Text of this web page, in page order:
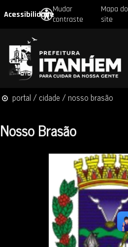
AcessibilidadeMudar
contraste
Mapa do
site
portal / cidade / nosso brasão
Nosso Brasão